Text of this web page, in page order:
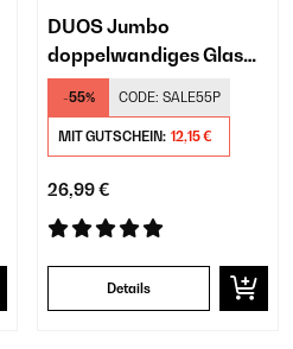
DUOS Jumbo
doppelwandiges Glas
310 ml
-55% CODE: SALE55P
MIT GUTSCHEIN: 12,15 €
26,99 €
Details